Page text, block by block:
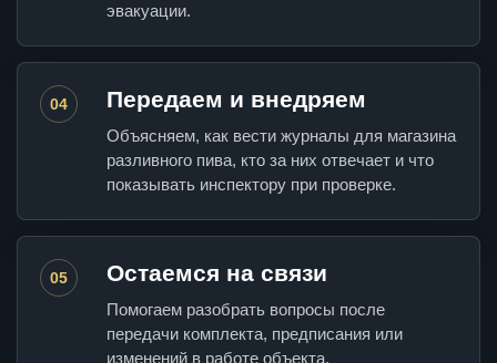
эвакуации.
04 Передаем и внедряем
Объясняем, как вести журналы для магазина
разливного пива, кто за них отвечает и что
показывать инспектору при проверке.
05 Остаемся на связи
Помогаем разобрать вопросы после
передачи комплекта, предписания или
изменений в работе объекта.